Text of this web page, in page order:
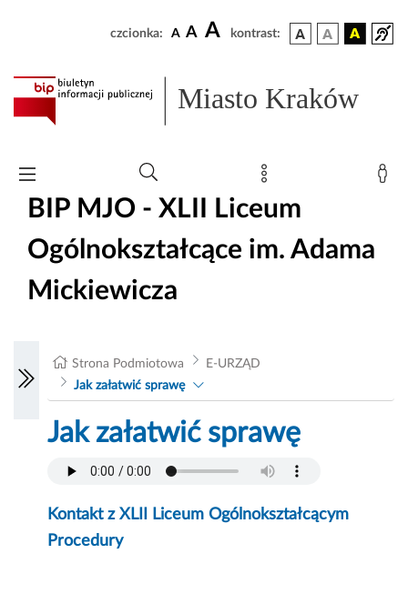
czcionka: A A A kontrast:
Miasto Kraków
BIP MJO - XLII Liceum
Ogólnokształcące im. Adama
Mickiewicza
Strona Podmiotowa
E-URZĄD
Jak załatwić sprawę
Jak załatwić sprawę
Kontakt z XLII Liceum Ogólnokształcącym
Procedury